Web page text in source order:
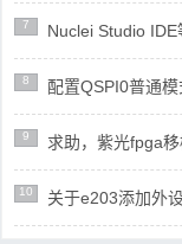
7 Nuclei Studio
8 配置QSPI0普通
9 求助，紫光fpga
10 关于e203添加外